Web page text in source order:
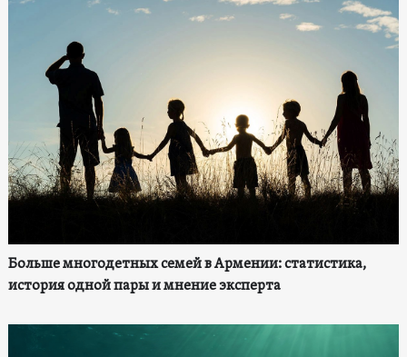
Больше многодетных семей в Армении: статистика,
история одной пары и мнение эксперта